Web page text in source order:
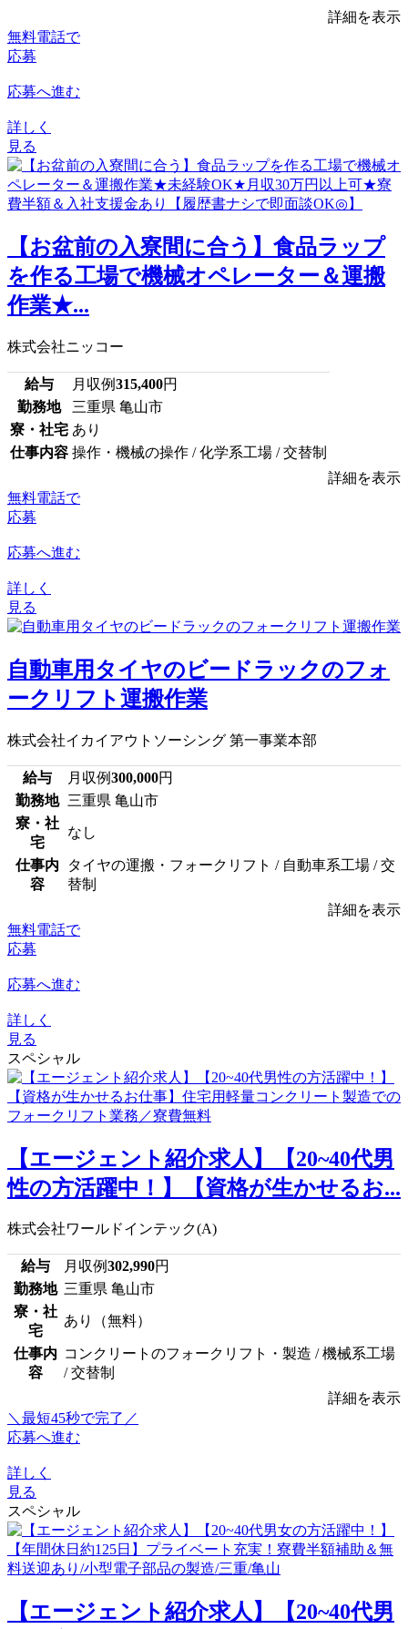
詳細を表示
無料電話で
応募
応募へ進む
詳しく
見る
【お盆前の入寮間に合う】食品ラップ
を作る工場で機械オペレーター＆運搬
作業★...
株式会社ニッコー
給与 月収例315,400円
勤務地
三重県 亀山市
寮・社宅 あり
仕事内容 操作・機械の操作 / 化学系工場 / 交替制
詳細を表示
無料電話で
応募
応募へ進む
詳しく
見る
自動車用タイヤのビードラックのフォ
ークリフト運搬作業
株式会社イカイアウトソーシング 第一事業本部
給与 月収例300,000円
勤務地
三重県 亀山市
寮・社
宅
なし
仕事内
容
タイヤの運搬・フォークリフト / 自動車系工場 / 交
替制
詳細を表示
無料電話で
応募
応募へ進む
詳しく
見る
スペシャル
【エージェント紹介求人】【20~40代男
性の方活躍中！】【資格が生かせるお...
株式会社ワールドインテック(A)
給与 月収例302,990円
勤務地 三重県 亀山市
寮・社
宅
あり（無料）
仕事内
容
コンクリートのフォークリフト・製造 / 機械系工場
/ 交替制
詳細を表示
＼最短45秒で完了／
応募へ進む
詳しく
見る
スペシャル
【エージェント紹介求人】【20~40代男